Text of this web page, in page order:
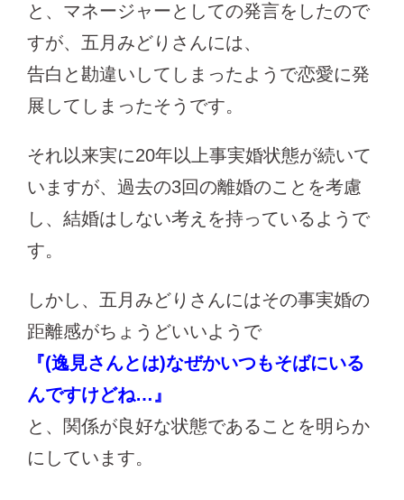
と、マネージャーとしての発言をしたので
すが、五月みどりさんには、
告白と勘違いしてしまったようで恋愛に発
展してしまったそうです。
それ以来実に20年以上事実婚状態が続いて
いますが、過去の3回の離婚のことを考慮
し、結婚はしない考えを持っているようで
す。
しかし、五月みどりさんにはその事実婚の
距離感がちょうどいいようで
『(逸見さんとは)なぜかいつもそばにいる
んですけどね…』
と、関係が良好な状態であることを明らか
にしています。